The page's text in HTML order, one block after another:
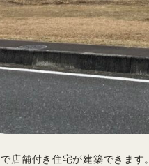
店舗付き住宅が建築できます